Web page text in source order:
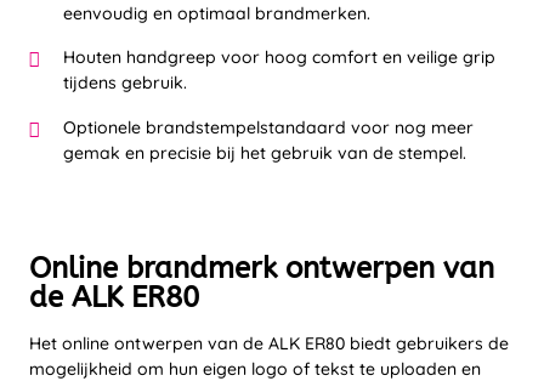
eenvoudig en optimaal brandmerken.
Houten handgreep voor hoog comfort en veilige grip
tijdens gebruik.
Optionele brandstempelstandaard voor nog meer
gemak en precisie bij het gebruik van de stempel.
Online brandmerk ontwerpen van
de ALK ER80
Het online ontwerpen van de ALK ER80 biedt gebruikers de
mogelijkheid om hun eigen logo of tekst te uploaden en